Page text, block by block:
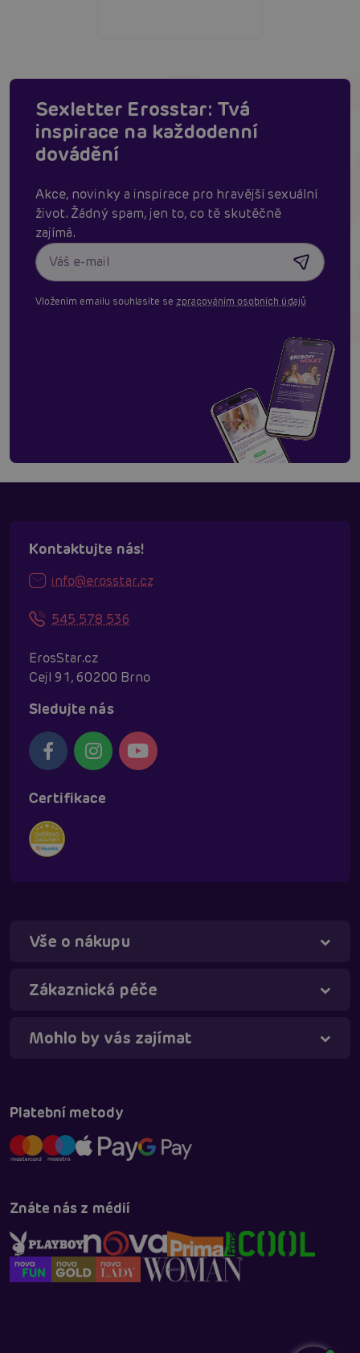
Sexletter Erosstar: Tvá
inspirace na každodenní
dovádění
Akce, novinky a inspirace pro hravější sexuální
život. Žádný spam, jen to, co tě skutěčně
zajímá.
Vložením emailu souhlasíte se zpracováním osobních údajů
Kontaktujte nás!
info@erosstar.cz
545 578 536
ErosStar.cz
Cejl 91, 60200 Brno
Sledujte nás
Certifikace
Vše o nákupu
Zákaznická péče
Mohlo by vás zajímat
Platební metody
Znáte nás z médií
Táňa - virtuální asistentka